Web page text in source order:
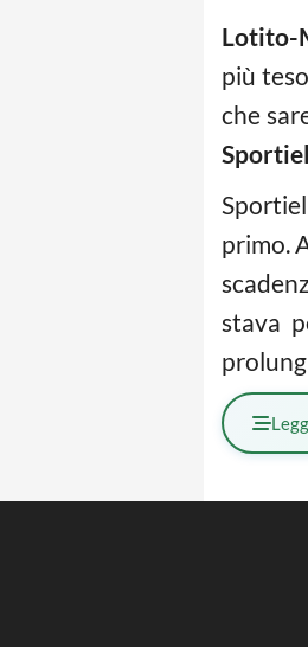
Lotito-
più
che
primo.
stava